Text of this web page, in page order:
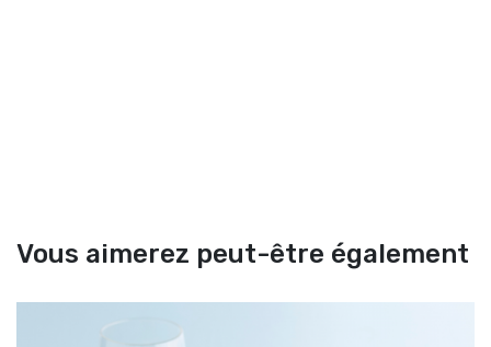
Vous aimerez peut-être également